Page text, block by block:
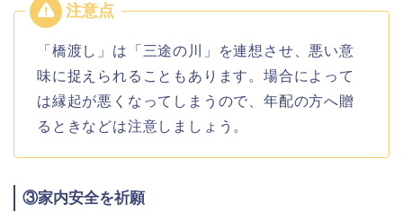
「橋渡し」は「三途の川」を連想させ、悪い意
味に捉えられることもあります。場合によって
は縁起が悪くなってしまうので、年配の方へ贈
るときなどは注意しましょう。
③家内安全を祈願